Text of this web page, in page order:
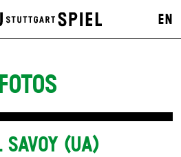
EN
FOTOS
SAVOY (UA)